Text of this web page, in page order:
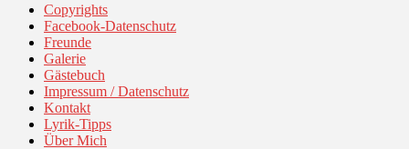
Copyrights
Facebook-Datenschutz
Freunde
Galerie
Gästebuch
Impressum / Datenschutz
Kontakt
Lyrik-Tipps
Über Mich